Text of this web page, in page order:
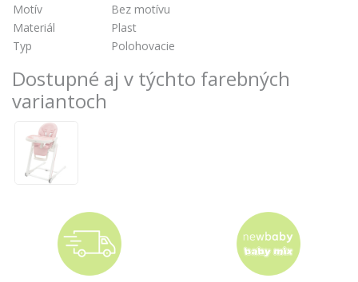
Motív
Bez motívu
Materiál
Plast
Typ
Polohovacie
Dostupné aj v týchto farebných
variantoch